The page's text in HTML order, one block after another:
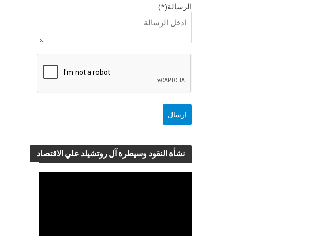
الرسالة(*)
نشأة النقود وسيطرة آل روتشيلد علي الاقتصاد